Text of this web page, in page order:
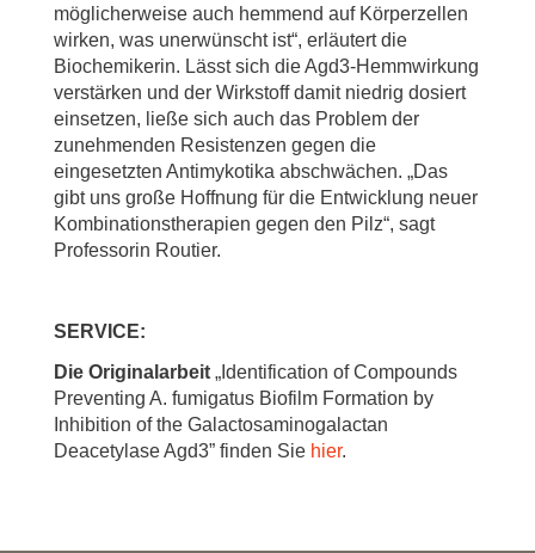
möglicherweise auch hemmend auf Körperzellen
wirken, was unerwünscht ist“, erläutert die
Biochemikerin. Lässt sich die Agd3-Hemmwirkung
verstärken und der Wirkstoff damit niedrig dosiert
einsetzen, ließe sich auch das Problem der
zunehmenden Resistenzen gegen die
eingesetzten Antimykotika abschwächen. „Das
gibt uns große Hoffnung für die Entwicklung neuer
Kombinationstherapien gegen den Pilz“, sagt
Professorin Routier.
SERVICE:
Die Originalarbeit „Identification of Compounds
Preventing A. fumigatus Biofilm Formation by
Inhibition of the Galactosaminogalactan
Deacetylase Agd3” finden Sie hier.